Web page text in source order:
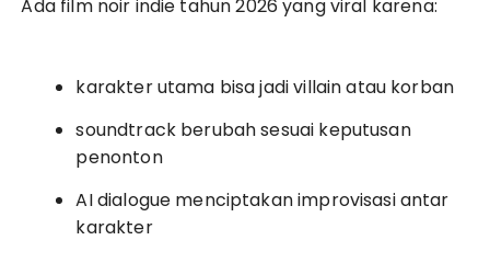
Ada film noir indie tahun 2026 yang viral karena:
karakter utama bisa jadi villain atau korban
soundtrack berubah sesuai keputusan
penonton
AI dialogue menciptakan improvisasi antar
karakter